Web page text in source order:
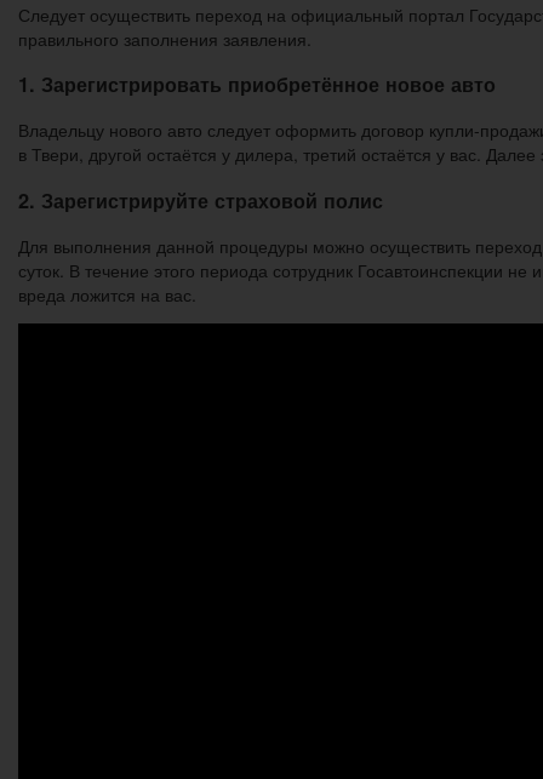
Следует осуществить переход на официальный портал
правильного заполнения заявления.
1. Зарегистрировать приобретённое новое авто
Владельцу нового авто следует оформить договор купли-
в Твери, другой остаётся у дилера, третий остаётся у вас.
2. Зарегистрируйте страховой полис
Для выполнения данной процедуры можно осуществить
суток. В течение этого периода сотрудник Госавтоинспекции
вреда ложится на вас.